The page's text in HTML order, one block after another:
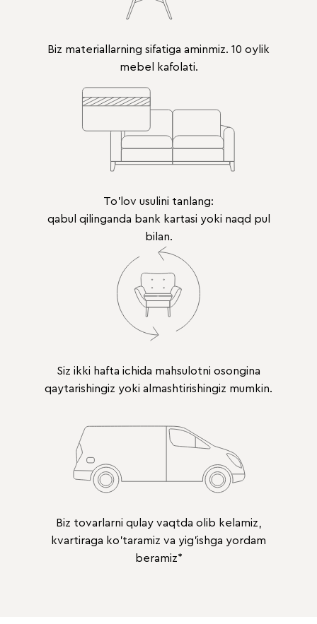
Biz materiallarning sifatiga aminmiz. 10 oylik
mebel kafolati.
To'lov usulini tanlang:
qabul qilinganda bank kartasi yoki naqd pul
bilan.
Siz ikki hafta ichida mahsulotni osongina
qaytarishingiz yoki almashtirishingiz mumkin.
Biz tovarlarni qulay vaqtda olib kelamiz,
kvartiraga ko'taramiz va yig'ishga yordam
beramiz*